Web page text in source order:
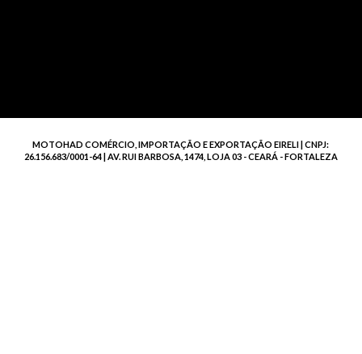
MOTOHAD COMÉRCIO, IMPORTAÇÃO E EXPORTAÇÃO EIRELI | CNPJ:
26.156.683/0001-64 | AV. RUI BARBOSA, 1474, LOJA 03 - CEARÁ - FORTALEZA